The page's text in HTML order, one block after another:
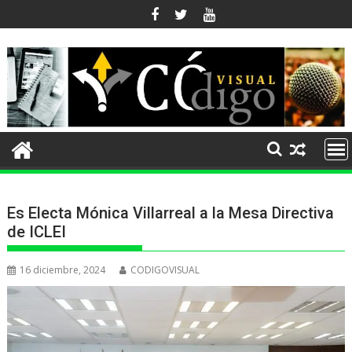
al
contenido
Es Electa Mónica Villarreal a la Mesa Directiva
de ICLEI
16 diciembre, 2024 CODIGOVISUAL